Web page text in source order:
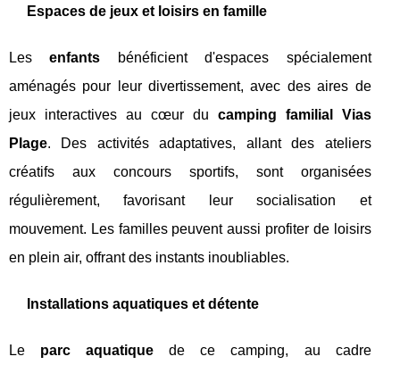
Espaces de jeux et loisirs en famille
Lesenfants bénéficient d'espaces spécialement
aménagés pour leur divertissement, avec des aires de
jeux interactives au cœur du camping familial Vias
Plage. Des activités adaptatives, allant des ateliers
créatifs aux concours sportifs, sont organisées
régulièrement, favorisant leur socialisation et
mouvement. Les familles peuvent aussi profiter de loisirs
en plein air, offrant des instants inoubliables.
Installations aquatiques et détente
Le parc aquatique de ce camping, au cadre